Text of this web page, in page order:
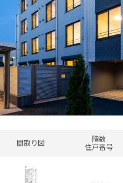
間取り図
階数
住戸番号